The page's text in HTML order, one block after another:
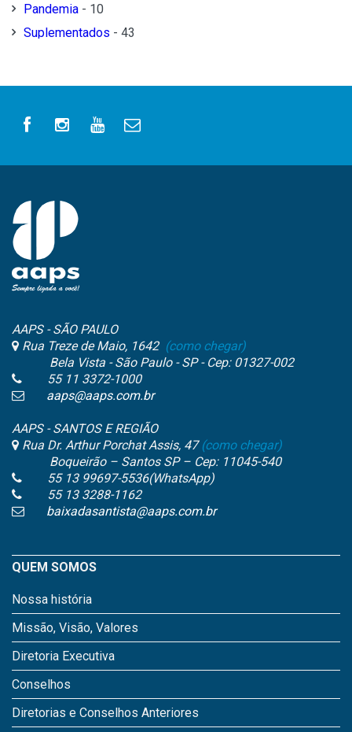
Pandemia - 10
Suplementados - 43
AAPS - SÃO PAULO
Rua Treze de Maio, 1642 (como chegar)
Bela Vista - São Paulo - SP - Cep: 01327-002
55 11 3372-1000
aaps@aaps.com.br
AAPS - SANTOS E REGIÃO
Rua Dr. Arthur Porchat Assis, 47(como chegar)
Boqueirão – Santos SP – Cep: 11045-540
55 13 99697-5536(WhatsApp)
55 13 3288-1162
baixadasantista@aaps.com.br
QUEM SOMOS
Nossa história
Missão, Visão, Valores
Diretoria Executiva
Conselhos
Diretorias e Conselhos Anteriores